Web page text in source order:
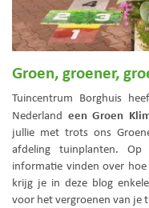
Groen, groener,
Tuincentrum Borghuis
Nederland een Groen
jullie met trots ons
afdeling tuinplanten.
informatie vinden over
krijg je in deze blog
voor het vergroenen van je